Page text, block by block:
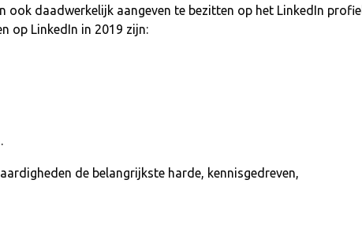
ook daadwerkelijk aangeven te bezitten op het LinkedIn profiel.
op LinkedIn in 2019 zijn:
de belangrijkste harde, kennisgedreven,